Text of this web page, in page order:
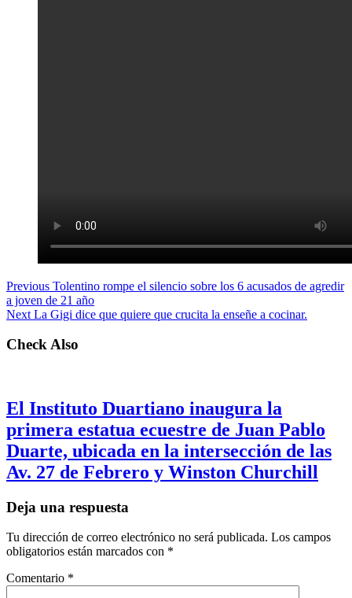
Previous Tolentino rompe el silencio sobre los 6 acusados de agredir
a joven de 21 año
Next La Gigi dice que quiere que crucita la enseñe a cocinar.
Check Also
El Instituto Duartiano inaugura la
primera estatua ecuestre de Juan Pablo
Duarte, ubicada en la intersección de las
Av. 27 de Febrero y Winston Churchill
Deja una respuesta
Tu dirección de correo electrónico no será publicada. Los campos
obligatorios están marcados con *
Comentario *